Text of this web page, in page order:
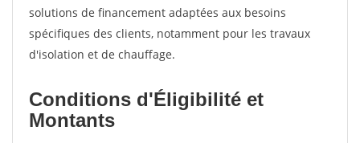
solutions de financement adaptées aux besoins
spécifiques des clients, notamment pour les travaux
d'isolation et de chauffage.
Conditions d'Éligibilité et
Montants